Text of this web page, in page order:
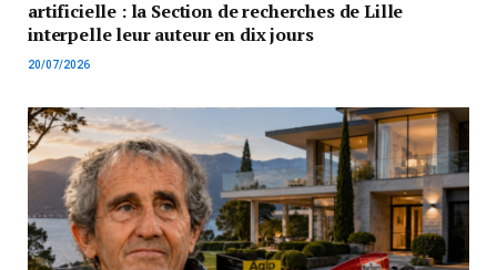
artificielle : la Section de recherches de Lille
interpelle leur auteur en dix jours
20/07/2026